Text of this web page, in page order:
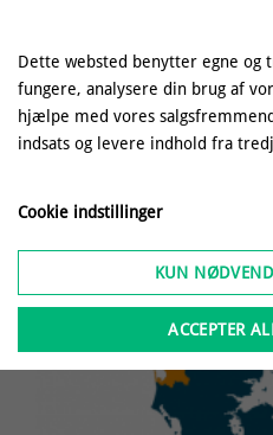
BLIV
Dette websted benytter egne og
fungere, analysere din brug af
hjælpe med vores
indsats og levere indhold fra
Cookie indstillinger
KUN
ACCEPTER